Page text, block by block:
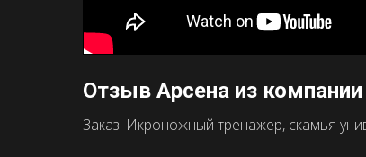
Отзыв Арсена из
Заказ: Икроножный тренажер, скамья